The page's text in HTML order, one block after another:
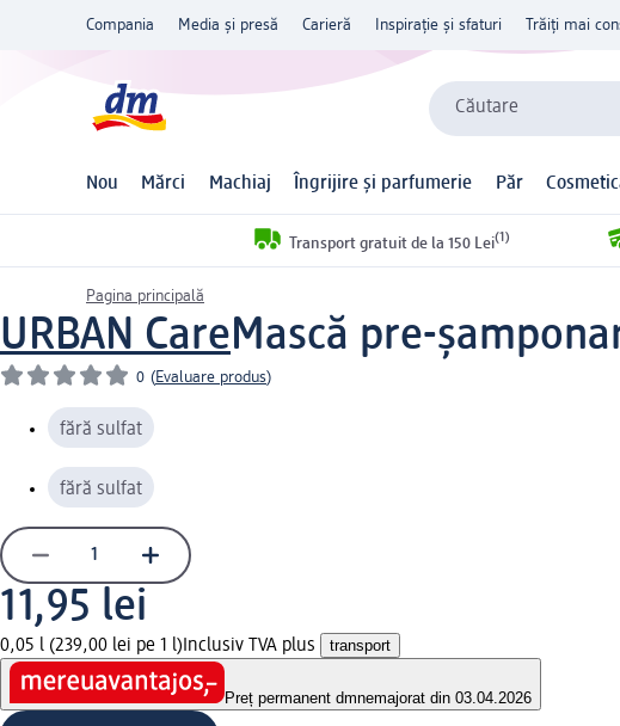
Compania Media și presă Carieră Inspirație și sfaturi Trăiți mai
Căutare
Nou Mărci Machiaj Îngrijire și parfumerie Păr
Transport gratuit de la 150 Lei(1)
Pagina principală
URBAN CareMască pre-
0 (Evaluare produs)
fără sulfat
fără sulfat
11,95 lei
0,05 l (239,00 lei pe 1 l) Inclusiv TVA plus transport
Preț permanent dmnemajorat din 03.04.2026